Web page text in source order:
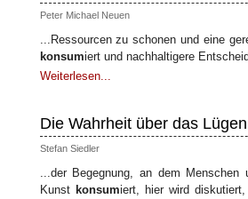
Peter Michael Neuen
...Ressourcen zu schonen und eine
konsumiert und nachhaltigere
Weiterlesen...
Die Wahrheit über das
Stefan Siedler
...der Begegnung, an dem Menschen
Kunst konsumiert, hier wird